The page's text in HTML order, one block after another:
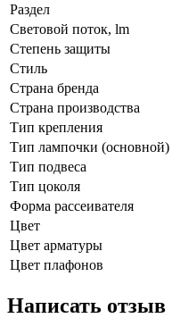
Раздел
Световой поток, lm
Степень защиты
Стиль
Страна бренда
Страна производства
Тип крепления
Тип лампочки (основной)
Тип подвеса
Тип цоколя
Форма рассеивателя
Цвет
Цвет арматуры
Цвет плафонов
Написать отзыв